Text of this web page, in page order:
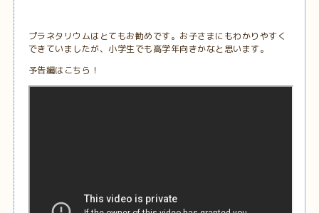
プラネタリウムはとてもお勧めです。お子さまにもわかりやすく
できていましたが、小学生でも高学年向きかなと思います。
予告編はこちら！